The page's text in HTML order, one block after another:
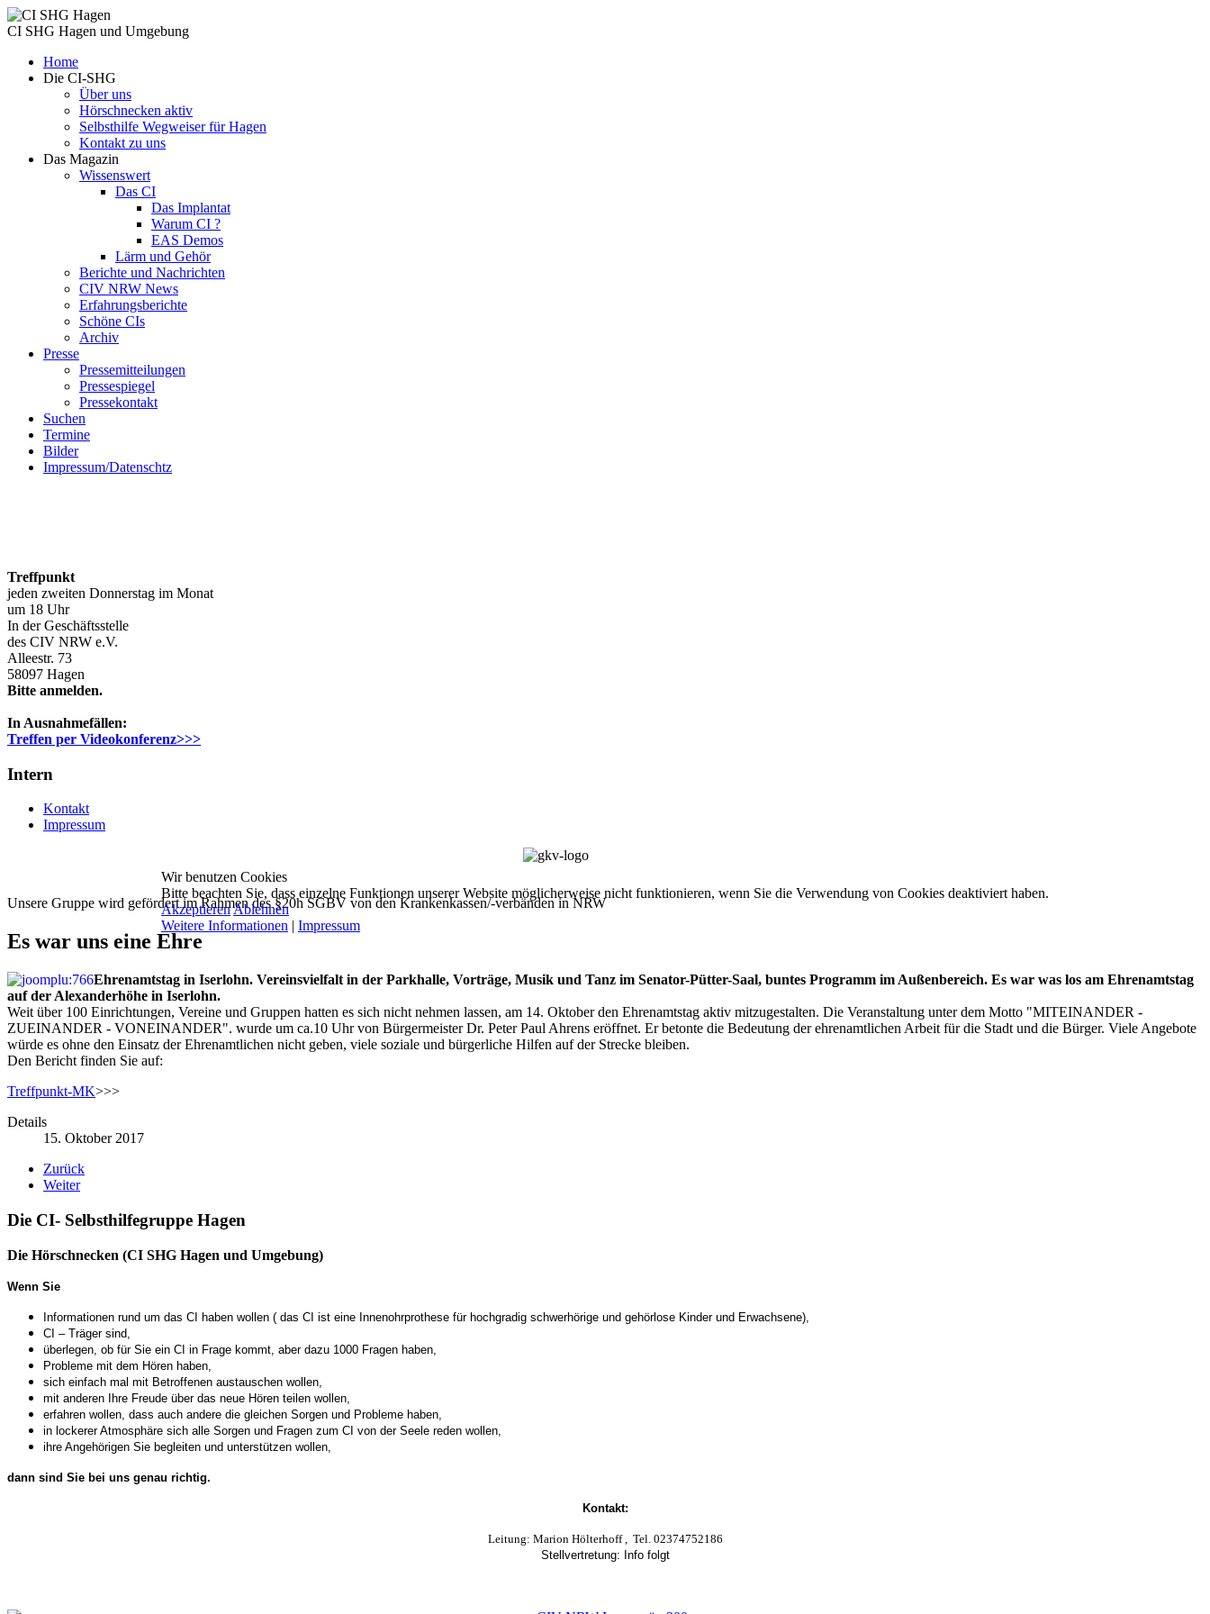
CI SHG Hagen und Umgebung
Home
Die CI-SHG
Über uns
Hörschnecken aktiv
Selbsthilfe Wegweiser für Hagen
Kontakt zu uns
Das Magazin
Wissenswert
Das CI
Das Implantat
Warum CI ?
EAS Demos
Lärm und Gehör
Berichte und Nachrichten
CIV NRW News
Erfahrungsberichte
Schöne CIs
Archiv
Presse
Pressemitteilungen
Pressespiegel
Pressekontakt
Suchen
Termine
Bilder
Impressum/Datenschtz
Treffpunkt
jeden zweiten Donnerstag im Monat
um 18 Uhr
In der Geschäftsstelle
des CIV NRW e.V.
Alleestr. 73
58097 Hagen
Bitte anmelden.
In Ausnahmefällen:
Treffen per Videokonferenz>>>
Intern
Kontakt
Impressum
Unsere Gruppe wird gefördert im Rahmen des §20h SGBV von den Krankenkassen/-verbänden in NRW
Es war uns eine Ehre
Ehrenamtstag in Iserlohn. Vereinsvielfalt in der Parkhalle, Vorträge, Musik und Tanz im Senator-Pütter-Saal, buntes Programm im Außenbereich. Es war was los am Ehrenamtstag
auf der Alexanderhöhe in Iserlohn.
Weit über 100 Einrichtungen, Vereine und Gruppen hatten es sich nicht nehmen lassen, am 14. Oktober den Ehrenamtstag aktiv mitzugestalten. Die Veranstaltung unter dem Motto "MITEINANDER -
ZUEINANDER - VONEINANDER". wurde um ca.10 Uhr von Bürgermeister Dr. Peter Paul Ahrens eröffnet. Er betonte die Bedeutung der ehrenamtlichen Arbeit für die Stadt und die Bürger. Viele Angebote
würde es ohne den Einsatz der Ehrenamtlichen nicht geben, viele soziale und bürgerliche Hilfen auf der Strecke bleiben.
Den Bericht finden Sie auf:
Treffpunkt-MK>>>
Details
15. Oktober 2017
Zurück
Weiter
Die CI- Selbsthilfegruppe Hagen
Die Hörschnecken (CI SHG Hagen und Umgebung)
Wenn Sie
Informationen rund um das CI haben wollen ( das CI ist eine Innenohrprothese für hochgradig schwerhörige und gehörlose Kinder und Erwachsene),
CI – Träger sind,
überlegen, ob für Sie ein CI in Frage kommt, aber dazu 1000 Fragen haben,
Probleme mit dem Hören haben,
sich einfach mal mit Betroffenen austauschen wollen,
mit anderen Ihre Freude über das neue Hören teilen wollen,
erfahren wollen, dass auch andere die gleichen Sorgen und Probleme haben,
in lockerer Atmosphäre sich alle Sorgen und Fragen zum CI von der Seele reden wollen,
ihre Angehörigen Sie begleiten und unterstützen wollen,
dann sind Sie bei uns genau richtig.
Kontakt:
Leitung: Marion Hölterhoff , Tel. 02374752186
Stellvertretung: Info folgt
Wir benutzen Cookies
Bitte beachten Sie, dass einzelne Funktionen unserer Website möglicherweise nicht funktionieren, wenn Sie die Verwendung von Cookies deaktiviert haben.
AkzeptierenAblehnen
Weitere Informationen | Impressum